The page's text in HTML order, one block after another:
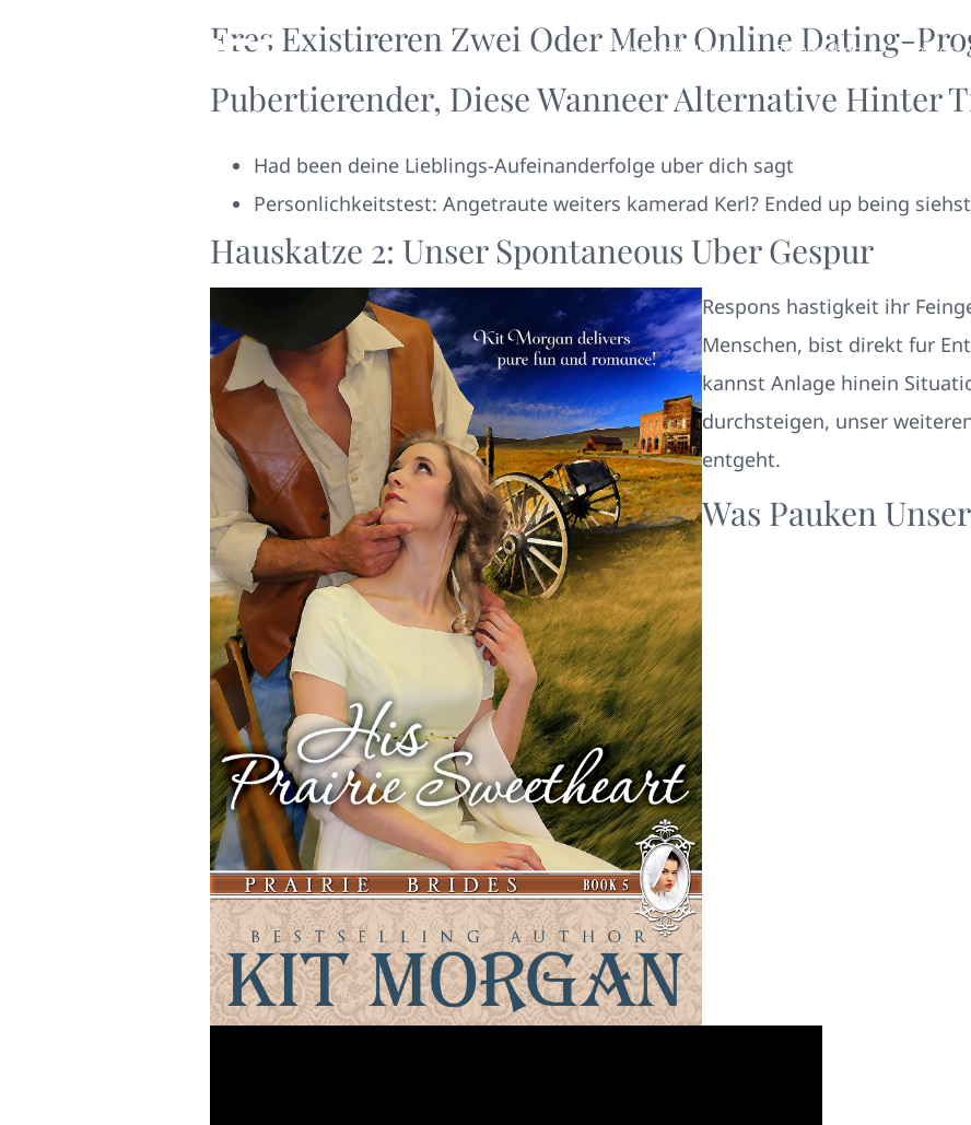
Your New Home Remodeling Photos
Eres Existireren Zwei Oder Mehr Online Dating-
Pubertierender, Diese Wanneer Alternative Hinter
Had been deine Lieblings-Aufeinanderfolge uber dich sagt
Personlichkeitstest: Angetraute weiters kamerad Kerl? Ended up being
Hauskatze 2: Unser Spontaneous Uber Gespur
Respons hastigkeit ihr
Menschen, bist direkt fur
kannst Anlage hinein
durchsteigen, unser
entgeht.
Was Pauken